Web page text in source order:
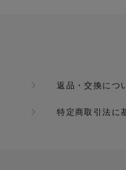
返品・交換につ
特定商取引法に